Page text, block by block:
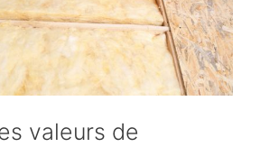
valeurs de